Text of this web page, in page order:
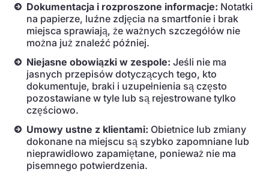
Dokumentacja i rozproszone informacje: Notatki
na papierze, luźne zdjęcia na smartfonie i brak
miejsca sprawiają, że ważnych szczegółów nie
można już znaleźć później.
Niejasne obowiązki w zespole: Jeśli nie ma
jasnych przepisów dotyczących tego, kto
dokumentuje, braki i uzupełnienia są często
pozostawiane w tyle lub są rejestrowane tylko
częściowo.
Umowy ustne z klientami: Obietnice lub zmiany
dokonane na miejscu są szybko zapomniane lub
nieprawidłowo zapamiętane, ponieważ nie ma
pisemnego potwierdzenia.